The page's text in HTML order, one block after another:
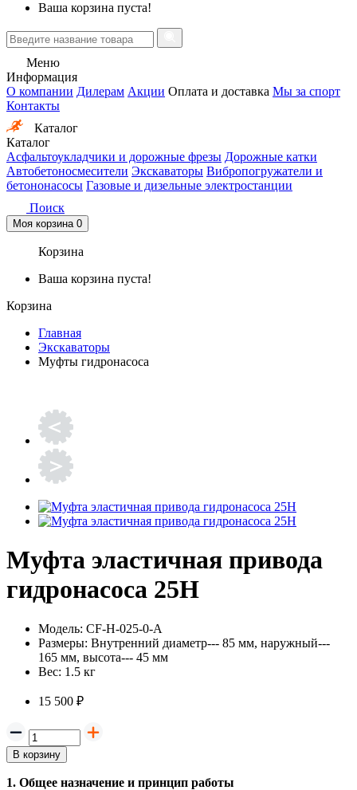
Ваша корзина пуста!
Меню
Информация
О компании Дилерам Акции Оплата и доставка Мы за спорт
Контакты
Каталог
Каталог
Асфальтоукладчики и дорожные фрезы Дорожные катки
Автобетоносмесители Экскаваторы Вибропогружатели и
бетононасосы Газовые и дизельные электростанции
Поиск
Моя корзина 0
Корзина
Ваша корзина пуста!
Корзина
Главная
Экскаваторы
Муфты гидронасоса
Муфта эластичная привода
гидронасоса 25H
Модель: CF-H-025-0-A
Размеры: Внутренний диаметр--- 85 мм, наружный---
165 мм, высота--- 45 мм
Вес: 1.5 кг
15 500 ₽
В корзину
1. Общее назначение и принцип работы